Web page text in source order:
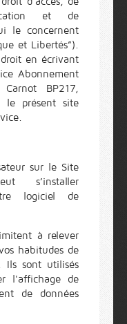
et de
le concernent
et Libertés”).
en écrivant
Abonnement
BP217,
le présent site
sur le Site
s’installer
logiciel de
à relever
habitudes de
Ils sont utilisés
l'affichage de
de données